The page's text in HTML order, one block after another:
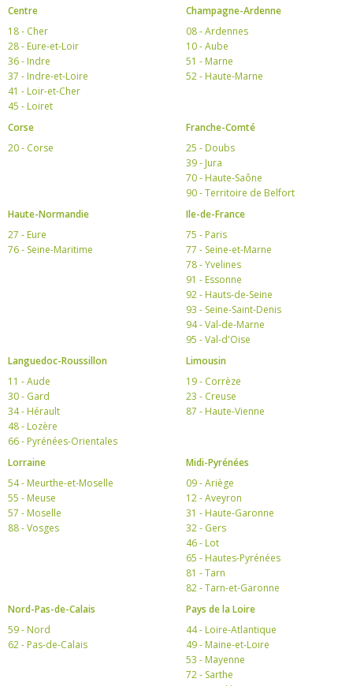
Centre
18 - Cher
28 - Eure-et-Loir
36 - Indre
37 - Indre-et-Loire
41 - Loir-et-Cher
45 - Loiret
Champagne-Ardenne
08 - Ardennes
10 - Aube
51 - Marne
52 - Haute-Marne
Corse
20 - Corse
Franche-Comté
25 - Doubs
39 - Jura
70 - Haute-Saône
90 - Territoire de Belfort
Haute-Normandie
27 - Eure
76 - Seine-Maritime
Ile-de-France
75 - Paris
77 - Seine-et-Marne
78 - Yvelines
91 - Essonne
92 - Hauts-de-Seine
93 - Seine-Saint-Denis
94 - Val-de-Marne
95 - Val-d'Oise
Languedoc-Roussillon
11 - Aude
30 - Gard
34 - Hérault
48 - Lozère
66 - Pyrénées-Orientales
Limousin
19 - Corrèze
23 - Creuse
87 - Haute-Vienne
Lorraine
54 - Meurthe-et-Moselle
55 - Meuse
57 - Moselle
88 - Vosges
Midi-Pyrénées
09 - Ariège
12 - Aveyron
31 - Haute-Garonne
32 - Gers
46 - Lot
65 - Hautes-Pyrénées
81 - Tarn
82 - Tarn-et-Garonne
Nord-Pas-de-Calais
59 - Nord
62 - Pas-de-Calais
Pays de la Loire
44 - Loire-Atlantique
49 - Maine-et-Loire
53 - Mayenne
72 - Sarthe